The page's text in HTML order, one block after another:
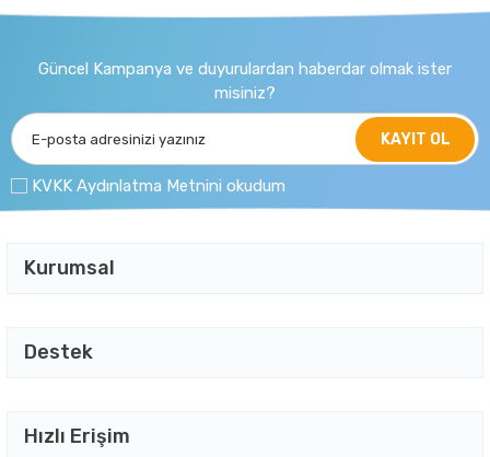
Güncel Kampanya ve duyurulardan haberdar olmak ister
misiniz?
KAYIT OL
KVKK Aydınlatma Metnini okudum
Kurumsal
Destek
Hızlı Erişim